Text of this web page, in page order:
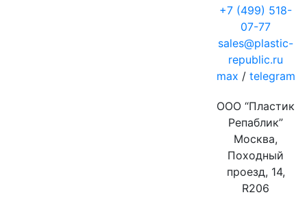
+7 (499) 518-
07-77
sales@plastic-
republic.ru
max / telegram
ООО “Пластик
Репаблик”
Москва,
Походный
проезд, 14,
R206